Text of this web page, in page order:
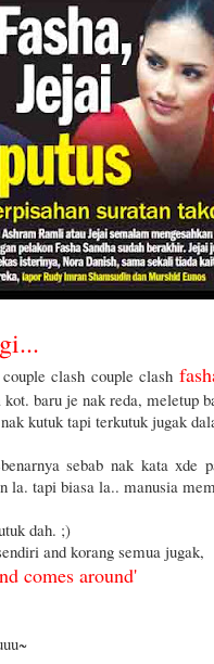
clash couple clash
baru je nak reda, meletup
kutuk tapi terkutuk jugak
sebab nak kata xde
la. tapi biasa la.. manusia
dah. ;)
and korang semua jugak,
comes around'